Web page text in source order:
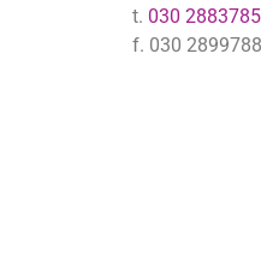
t. 030 2883785
f. 030 2899788